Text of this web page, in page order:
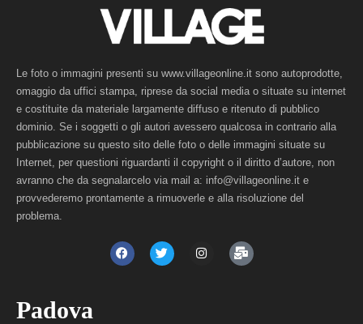
Le foto o immagini presenti su www.villageonline.it sono autoprodotte,
omaggio da uffici stampa, riprese da social media o situate su internet
e costituite da materiale largamente diffuso e ritenuto di pubblico
dominio. Se i soggetti o gli autori avessero qualcosa in contrario alla
pubblicazione su questo sito delle foto o delle immagini situate su
Internet, per questioni riguardanti il copyright o il diritto d’autore, non
avranno che da segnalarcelo via mail a: info@villageonline.it e
provvederemo prontamente a rimuoverle e alla risoluzione del
problema.
Padova